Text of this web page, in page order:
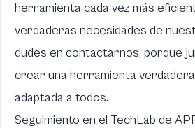
herramienta cada vez más
verdaderas necesidades de
dudes en contactarnos, porque
crear una herramienta
adaptada a todos.
Seguimiento en el TechLab de